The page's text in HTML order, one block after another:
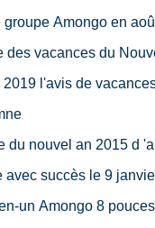
groupe Amongo en
des vacances du
l'avis de
du nouvel an 2015 d
avec succès le 9
un Amongo 8